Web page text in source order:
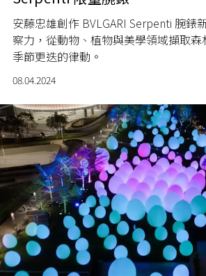
安藤忠雄創作 BVLGARI Serpenti 腕錶
察力，從動物、植物與美學領域擷取
季節更迭的律動。
08.04.2024